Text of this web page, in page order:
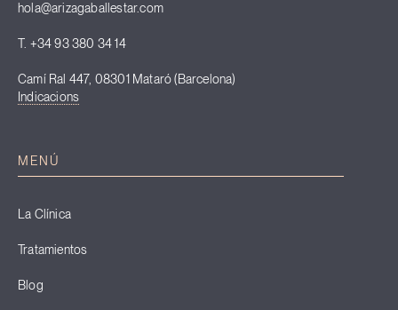
hola@arizagaballestar.com
T. +34 93 380 34 14
Camí Ral 447, 08301 Mataró (Barcelona)
Indicacions
MENÚ
La Clínica
Tratamientos
Blog